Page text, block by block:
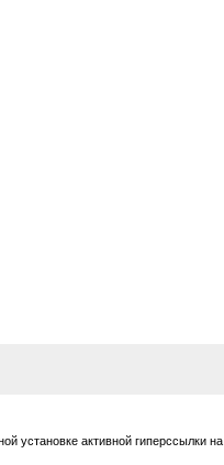
установке активной гиперссылки